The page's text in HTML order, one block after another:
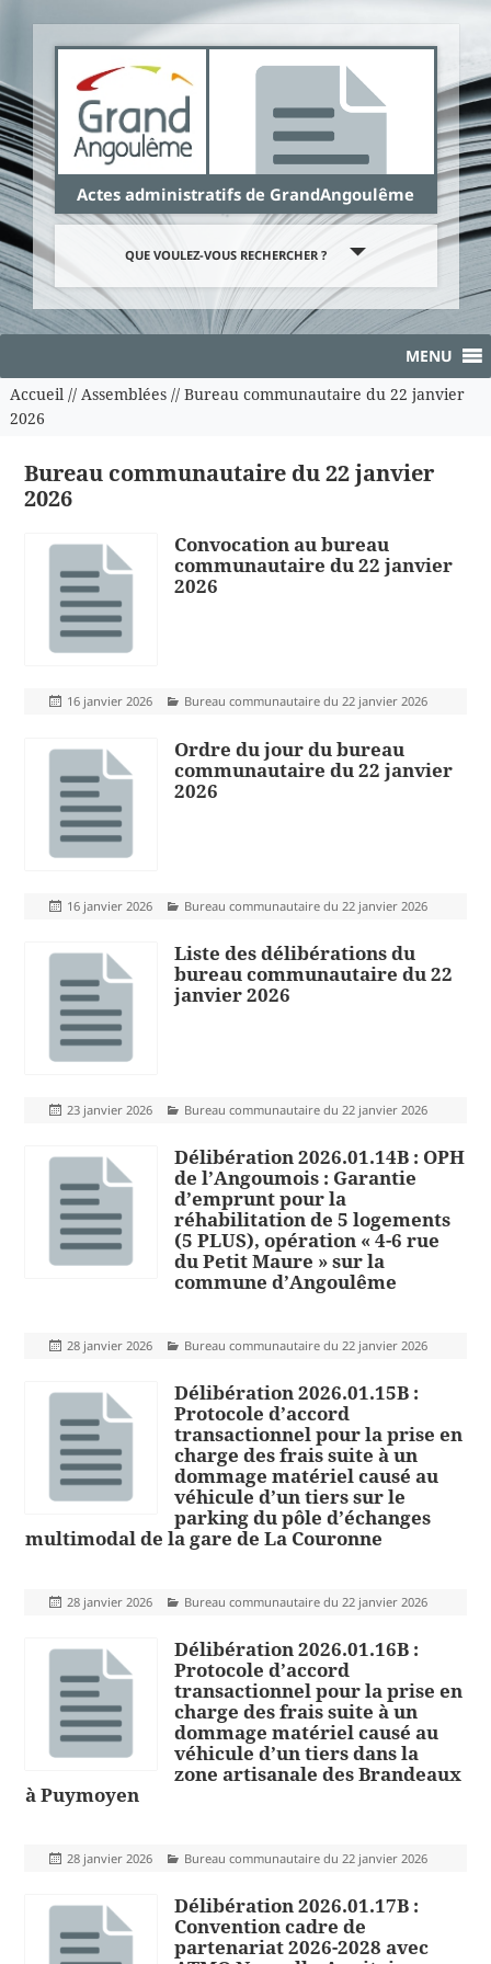
Actes administratifs de GrandAngoulême
QUE VOULEZ-VOUS RECHERCHER ?
MENU
Accueil// Assemblées// Bureau communautaire du 22 janvier
2026
Bureau communautaire du 22 janvier
2026
Convocation au bureau
communautaire du 22 janvier
2026
Publié
16 janvier 2026 Catégories
Bureau communautaire du 22 janvier 2026
Ordre du jour du bureau
communautaire du 22 janvier
2026
Publié
16 janvier 2026 Catégories
Bureau communautaire du 22 janvier 2026
Liste des délibérations du
bureau communautaire du 22
janvier 2026
Publié
23 janvier 2026 Catégories
Bureau communautaire du 22 janvier 2026
Délibération 2026.01.14B : OPH
de l’Angoumois : Garantie
d’emprunt pour la
réhabilitation de 5 logements
(5 PLUS), opération « 4-6 rue
du Petit Maure » sur la
commune d’Angoulême
Publié
28 janvier 2026 Catégories
Bureau communautaire du 22 janvier 2026
Délibération 2026.01.15B :
Protocole d’accord
transactionnel pour la prise en
charge des frais suite à un
dommage matériel causé au
véhicule d’un tiers sur le
parking du pôle d’échanges
multimodal de la gare de La Couronne
Publié
28 janvier 2026 Catégories
Bureau communautaire du 22 janvier 2026
Délibération 2026.01.16B :
Protocole d’accord
transactionnel pour la prise en
charge des frais suite à un
dommage matériel causé au
véhicule d’un tiers dans la
zone artisanale des Brandeaux
à Puymoyen
Publié
28 janvier 2026 Catégories
Bureau communautaire du 22 janvier 2026
Délibération 2026.01.17B :
Convention cadre de
partenariat 2026-2028 avec
Panneau de gestion des cookies